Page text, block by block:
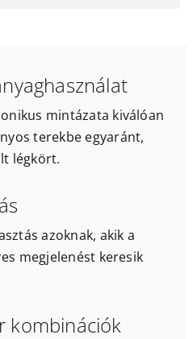
mintázata kiválóan
terekbe egyaránt,
légkört.
azoknak, akik a
megjelenést keresik
kombinációk